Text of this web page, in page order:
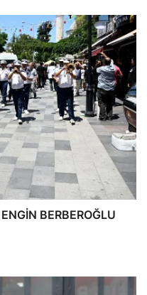
BERBEROĞLU